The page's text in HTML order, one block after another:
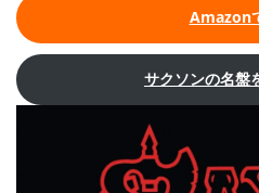
Amazon
サクソンの名盤